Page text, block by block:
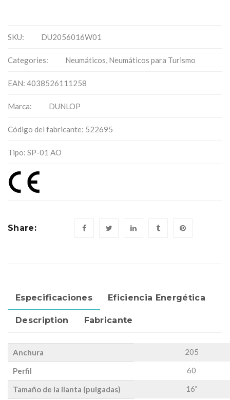
SKU: DU2056016W01
Categories: Neumáticos, Neumáticos para Turismo
EAN: 4038526111258
Marca: DUNLOP
Código del fabricante: 522695
Tipo: SP-01 AO
Share:
Especificaciones Eficiencia Energética
Description Fabricante
Anchura 205
Perfil 60
Tamaño de la llanta (pulgadas) 16"